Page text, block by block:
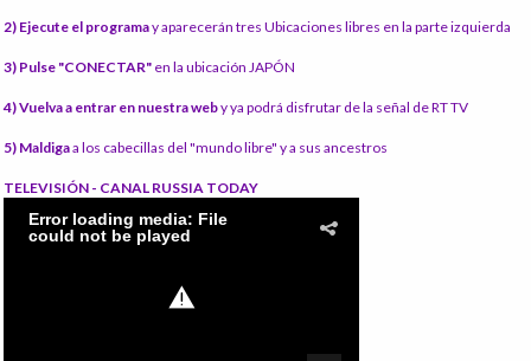
2) Ejecute el programay aparecerán tres Ubicaciones libres en la parte izquierda
3) Pulse "CONECTAR" en la ubicación JAPÓN
4) Vuelva a entrar en nuestra weby ya podrá disfrutar de la señal de RT TV
5) Maldigaa los cabecillas del "mundo libre" y a sus ancestros
TELEVISIÓN - CANAL RUSSIA TODAY